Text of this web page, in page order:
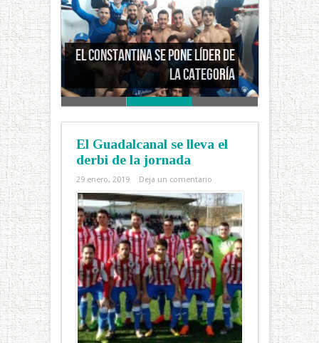
El Guadalcanal gana el
derbi de la jornada
El Guadalcanal se lleva el
derbi de la jornada
29 enero, 2019 Deja un comentario